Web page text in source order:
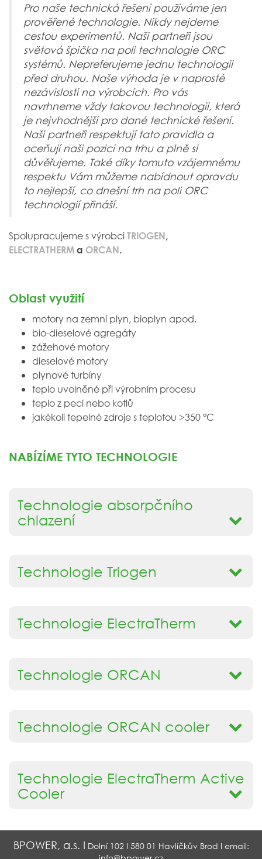
Pro naše technická řešení používáme jen
prověřené technologie. Nikdy nejdeme
cestou experimentů. Naši partneři jsou
světová špička na poli technologie ORC
systémů. Nepreferujeme jednu technologii
před druhou. Naše výhoda je v naprosté
nezávislosti na výrobcích. Pro vás
navrhneme vždy takovou technologii, která
je nejvhodnější pro dané technické řešení.
Naši partneři respektují tato pravidla a
oceňují naši pozici na trhu a plně si
důvěřujeme. Také díky tomuto vzájemnému
respektu Vám můžeme nabídnout opravdu
to nejlepší, co dnešní trh na poli ORC
technologií přináší.
Spolupracujeme s výrobci TRIOGEN,
ELECTRATHERM a ORCAN.
Oblast využití
motory na zemní plyn, bioplyn apod.
bio-dieselové agregáty
zážehové motory
dieselové motory
plynové turbíny
teplo uvolněné při výrobním procesu
teplo z pecí nebo kotlů
jakékoli tepelné zdroje s teplotou >350 °C
NABÍZÍME TYTO TECHNOLOGIE
Technologie absorpčního
chlazení
Technologie Triogen
Technologie ElectraTherm
Technologie ORCAN
Technologie ORCAN cooler
Technologie ElectraTherm Active
Cooler
BPOWER, a.s. I Dolní 102 I 580 01 Havlíčkův Brod I email: